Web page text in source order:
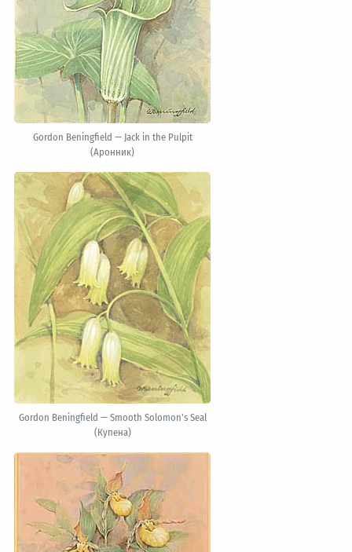
Gordon Beningfield — Jack in the Pulpit
(Аронник)
Gordon Beningfield — Smooth Solomon's Seal
(Купена)